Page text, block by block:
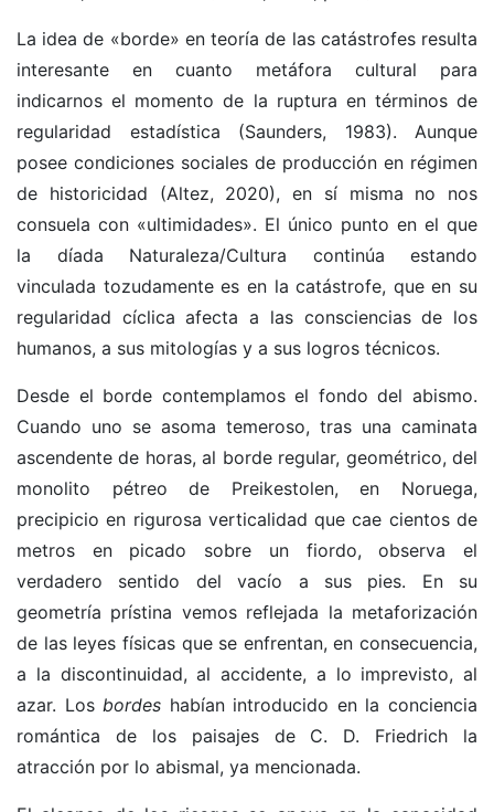
La idea de «borde» en teoría de las catástrofes resulta
interesante en cuanto metáfora cultural para
indicarnos el momento de la ruptura en términos de
regularidad estadística (Saunders, 1983). Aunque
posee condiciones sociales de producción en régimen
de historicidad (Altez, 2020), en sí misma no nos
consuela con «ultimidades». El único punto en el que
la díada Naturaleza/Cultura continúa estando
vinculada tozudamente es en la catástrofe, que en su
regularidad cíclica afecta a las consciencias de los
humanos, a sus mitologías y a sus logros técnicos.
Desde el borde contemplamos el fondo del abismo.
Cuando uno se asoma temeroso, tras una caminata
ascendente de horas, al borde regular, geométrico, del
monolito pétreo de Preikestolen, en Noruega,
precipicio en rigurosa verticalidad que cae cientos de
metros en picado sobre un fiordo, observa el
verdadero sentido del vacío a sus pies. En su
geometría prístina vemos reflejada la metaforización
de las leyes físicas que se enfrentan, en consecuencia,
a la discontinuidad, al accidente, a lo imprevisto, al
azar. Los bordes habían introducido en la conciencia
romántica de los paisajes de C. D. Friedrich la
atracción por lo abismal, ya mencionada.